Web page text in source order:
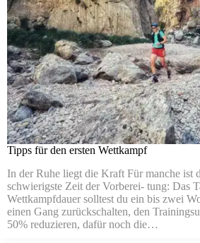
Tipps für den ersten Wettkampf
In der Ruhe liegt die Kraft Für manche ist
schwierigste Zeit der Vorberei- tung: Das
Wettkampfdauer solltest du ein bis zwei
einen Gang zurückschalten, den
50% reduzieren, dafür noch die…